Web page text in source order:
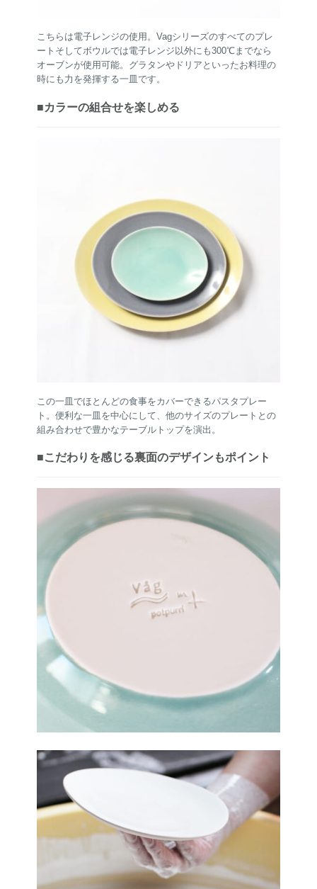
こちらは電子レンジの使用。Vagシリーズのすべてのプレ
ートそしてボウルでは電子レンジ以外にも300℃までなら
オーブンが使用可能。グラタンやドリアといったお料理の
時にも力を発揮する一皿です。
■カラーの組合せを楽しめる
この一皿でほとんどの食事をカバーできるパスタプレー
ト。便利な一皿を中心にして、他のサイズのプレートとの
組み合わせで豊かなテーブルトップを演出。
■こだわりを感じる裏面のデザインもポイント